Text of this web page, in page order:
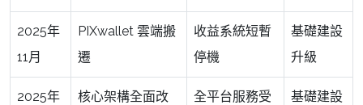
2025年
11月
PIXwallet 雲端搬
遷
收益系統短暫
停機
基礎建設
升級
2025年
核心架構全面改
全平台服務受
基礎建設